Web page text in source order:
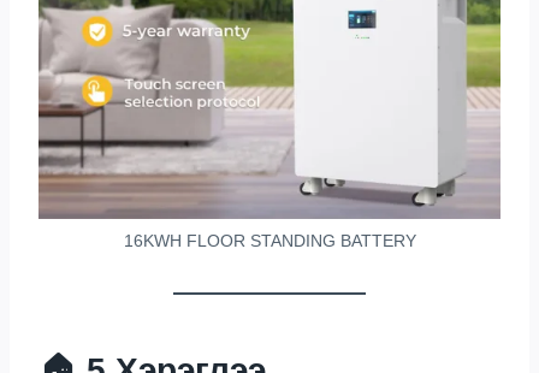
16 KWH FLOOR STANDING BATTERY